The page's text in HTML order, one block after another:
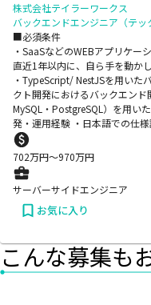
株式会社テイラーワークス
バックエンドエンジニア（テッ
■必須条件
・SaaSなどのWEBアプリケー
直近1年以内に、自ら手を動か
・TypeScript/ NestJSを用い
クト開発におけるバックエン
MySQL・PostgreSQL）を用い
発・運用経験 ・日本語での仕
702万円〜970万円
サーバーサイドエンジニア
お気に入り
こんな募集も